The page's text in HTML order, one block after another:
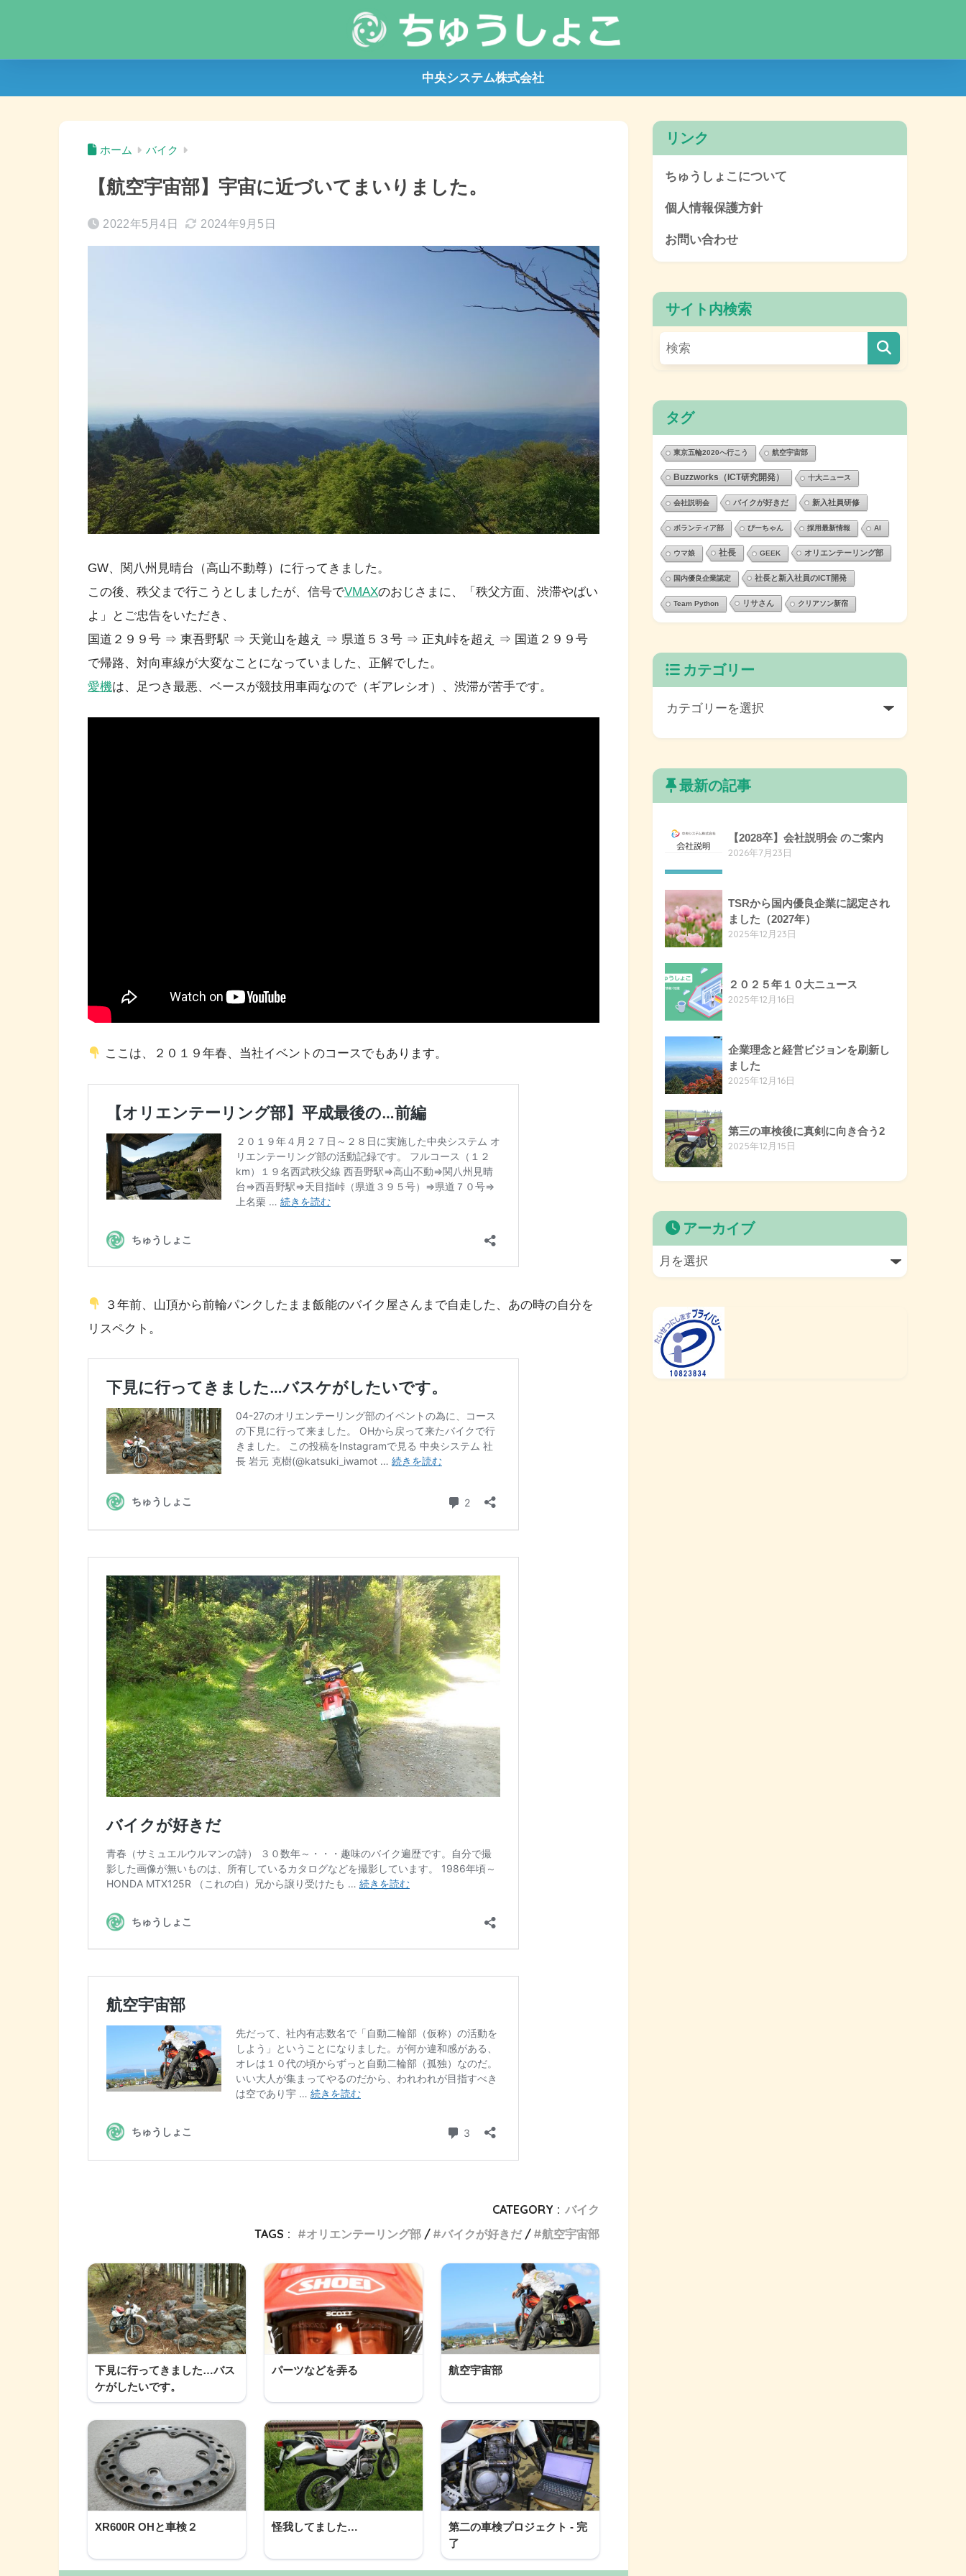
中央システム株式会社
ホーム バイク
【航空宇宙部】宇宙に近づいてまいりました。
2022年5月4日 2024年9月5日
GW、関八州見晴台（高山不動尊）に行ってきました。
この後、秩父まで行こうとしましたが、信号でVMAXのおじさまに、「秩父方面、渋滞やばい
よ」とご忠告をいただき、
国道２９９号 ⇒ 東吾野駅 ⇒ 天覚山を越え ⇒ 県道５３号 ⇒ 正丸峠を超え ⇒ 国道２９９号
で帰路、対向車線が大変なことになっていました、正解でした。
愛機は、足つき最悪、ベースが競技用車両なので（ギアレシオ）、渋滞が苦手です。
ここは、２０１９年春、当社イベントのコースでもあります。
３年前、山頂から前輪パンクしたまま飯能のバイク屋さんまで自走した、あの時の自分を
リスペクト。
CATEGORY : バイク
TAGS :
オリエンテーリング部 バイクが好きだ 航空宇宙部
下見に行ってきました…バス
ケがしたいです。
パーツなどを弄る 航空宇宙部
XR600R OHと車検２ 怪我してました…
第二の車検プロジェクト - 完
了
リンク
ちゅうしょこについて
個人情報保護方針
お問い合わせ
サイト内検索
タグ
東京五輪2020へ行こう 航空宇宙部
Buzzworks（ICT研究開発） 十大ニュース
会社説明会 バイクが好きだ 新入社員研修
ボランティア部 ぴーちゃん 採用最新情報 AI
ウマ娘 社長 GEEK オリエンテーリング部
国内優良企業認定 社長と新入社員のICT開発
Team Python リサさん クリアソン新宿
カテゴリー
最新の記事
【2028卒】会社説明会 のご案内
2026年7月23日
TSRから国内優良企業に認定され
ました（2027年）
2025年12月23日
２０２５年１０大ニュース
2025年12月16日
企業理念と経営ビジョンを刷新し
ました
2025年12月16日
第三の車検後に真剣に向き合う2
2025年12月15日
アーカイブ